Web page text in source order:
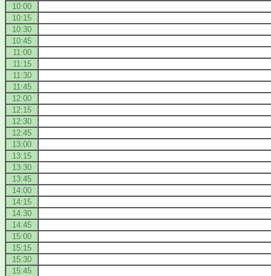
10:00
10:15
10:30
10:45
11:00
11:15
11:30
11:45
12:00
12:15
12:30
12:45
13:00
13:15
13:30
13:45
14:00
14:15
14:30
14:45
15:00
15:15
15:30
15:45